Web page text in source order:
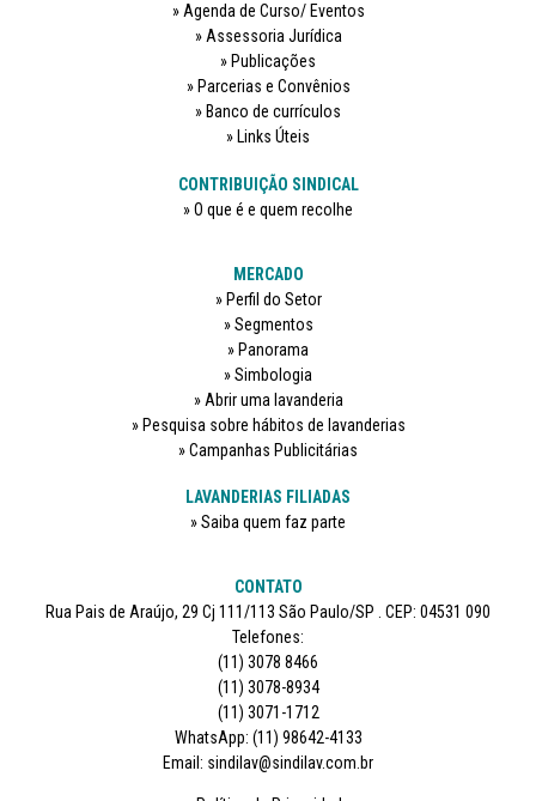
Agenda de Curso/ Eventos
Assessoria Jurídica
Publicações
Parcerias e Convênios
Banco de currículos
Links Úteis
CONTRIBUIÇÃO SINDICAL
O que é e quem recolhe
MERCADO
Perfil do Setor
Segmentos
Panorama
Simbologia
Abrir uma lavanderia
Pesquisa sobre hábitos de lavanderias
Campanhas Publicitárias
LAVANDERIAS FILIADAS
Saiba quem faz parte
CONTATO
Rua Pais de Araújo, 29 Cj 111/113 São Paulo/SP . CEP: 04531 090
Telefones:
(11) 3078 8466
(11) 3078-8934
(11) 3071-1712
WhatsApp: (11) 98642-4133
Email: sindilav@sindilav.com.br